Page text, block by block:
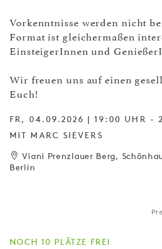
Vorkenntnisse werden nicht
Format ist gleichermaßen
EinsteigerInnen und
Wir freuen uns auf einen
Euch!
FR, 04.09.2026 | 19:00 UHR -
MIT MARC SIEVERS
Viani Prenzlauer Berg,
Berlin
NOCH 10 PLÄTZE FREI